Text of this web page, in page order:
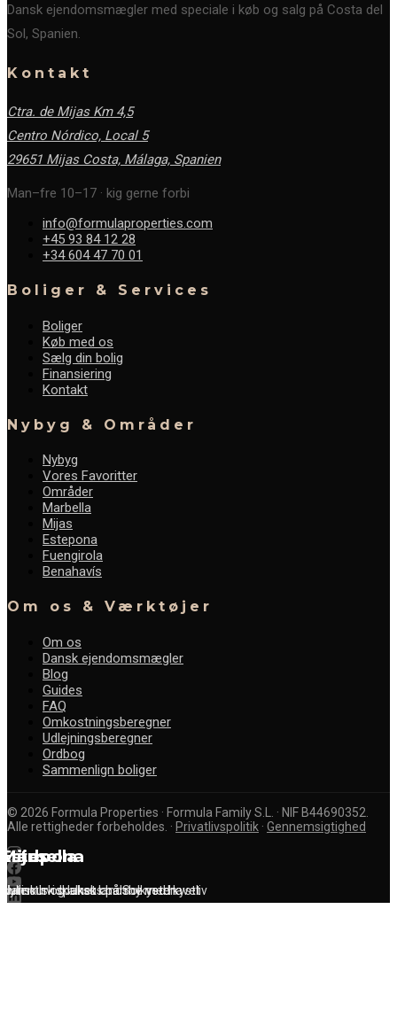
Marbella
Glamour og luksus på Solkysten
Mijas
Idyllisk hvidkalket landsby med kystliv
Estepona
Autentisk spansk charme ved havet
Dansk ejendomsmægler med speciale i køb og salg på Costa del
Sol, Spanien.
Kontakt
Ctra. de Mijas Km 4,5
Centro Nórdico, Local 5
29651 Mijas Costa, Málaga, Spanien
Man–fre 10–17 · kig gerne forbi
info@formulaproperties.com
+45 93 84 12 28
+34 604 47 70 01
Boliger & Services
Boliger
Køb med os
Sælg din bolig
Finansiering
Kontakt
Nybyg & Områder
Nybyg
Vores Favoritter
Områder
Marbella
Mijas
Estepona
Fuengirola
Benahavís
Om os & Værktøjer
Om os
Dansk ejendomsmægler
Blog
Guides
FAQ
Omkostningsberegner
Udlejningsberegner
Ordbog
Sammenlign boliger
© 2026 Formula Properties · Formula Family S.L. · NIF B44690352.
Alle rettigheder forbeholdes. · Privatlivspolitik · Gennemsigtighed